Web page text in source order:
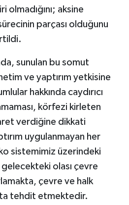
olmadığını; aksine
parçası olduğunu
sunulan bu somut
ve yaptırım yetkisine
hakkında caydırıcı
körfezi kirleten
verdiğine dikkati
uygulanmayan her
sistemimiz üzerindeki
olası çevre
çevre ve halk
tehdit etmektedir.